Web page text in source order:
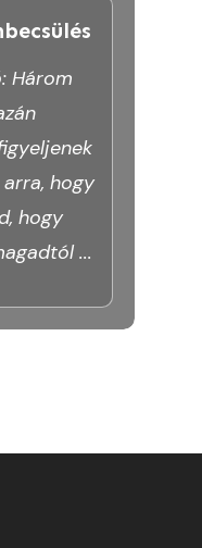
Három
hogy
hogy
...